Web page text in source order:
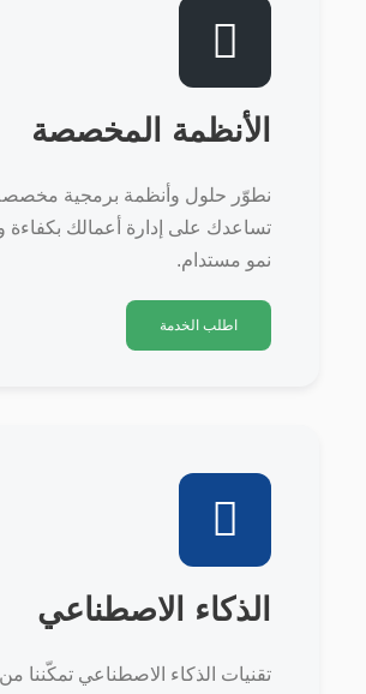
الأنظمة المخصصة
نطوّر حلول وأنظمة برمجية
تساعدك على إدارة أعمالك بكفاءة
نمو مستدام.
اطلب الخدمة
الذكاء الاصطناعي
تقنيات الذكاء الاصطناعي تمكّننا